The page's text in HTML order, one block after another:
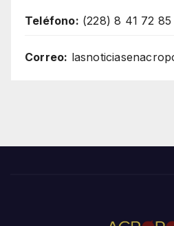
Teléfono: (228) 8 41 72 85
Correo: